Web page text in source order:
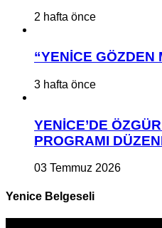
2 hafta önce
“YENİCE GÖZDEN
3 hafta önce
YENİCE’DE
PROGRAMI
03 Temmuz 2026
Yenice Belgeseli